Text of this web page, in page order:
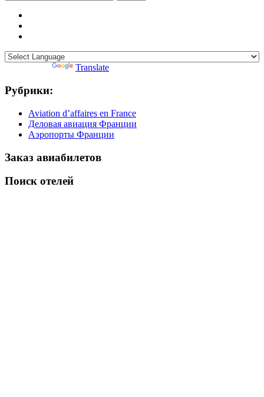
Translate
Рубрики:
Aviation d’affaires en France
Деловая авиация Франции
Аэропорты Франции
Заказ авиабилетов
Поиск отелей